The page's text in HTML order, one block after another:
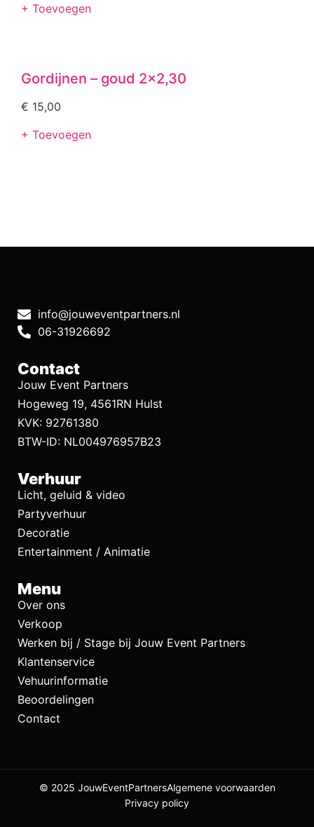
+ Toevoegen
Gordijnen – goud 2×2,30
€ 15,00
+ Toevoegen
info@jouweventpartners.nl
06-31926692
Contact
Jouw Event Partners
Hogeweg 19, 4561RN Hulst
KVK: 92761380
BTW-ID: NL004976957B23
Verhuur
Licht, geluid & video
Partyverhuur
Decoratie
Entertainment / Animatie
Menu
Over ons
Verkoop
Werken bij / Stage bij Jouw Event Partners
Klantenservice
Vehuurinformatie
Beoordelingen
Contact
© 2025 JouwEventPartnersAlgemene voorwaarden
Privacy policy